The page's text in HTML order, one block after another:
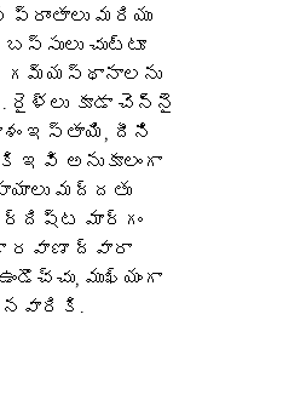
మరియు
చుట్టూ
గమ్యస్థానాలను
రైళ్లు కూడా చెన్నై
ఇస్తాయి, దీని
అనుకూలంగా
మద్దతు
మార్గం
రవాణా ద్వారా
ముఖ్యంగా